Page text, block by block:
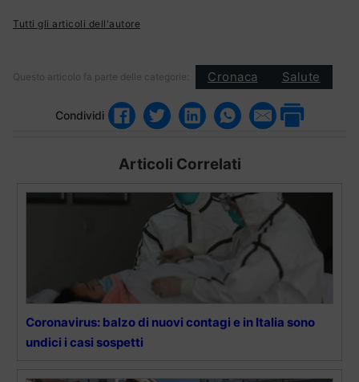
Tutti gli articoli dell'autore
Questo articolo fa parte delle categorie: Cronaca Salute
Condividi
Articoli Correlati
Coronavirus: balzo di nuovi contagi e in Italia sono
undici i casi sospetti